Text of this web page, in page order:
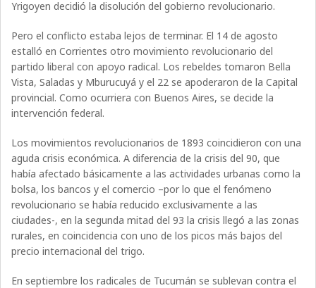
Yrigoyen decidió la disolución del gobierno revolucionario.
Pero el conflicto estaba lejos de terminar. El 14 de agosto
estalló en Corrientes otro movimiento revolucionario del
partido liberal con apoyo radical. Los rebeldes tomaron Bella
Vista, Saladas y Mburucuyá y el 22 se apoderaron de la Capital
provincial. Como ocurriera con Buenos Aires, se decide la
intervención federal.
Los movimientos revolucionarios de 1893 coincidieron con una
aguda crisis económica. A diferencia de la crisis del 90, que
había afectado básicamente a las actividades urbanas como la
bolsa, los bancos y el comercio –por lo que el fenómeno
revolucionario se había reducido exclusivamente a las
ciudades-, en la segunda mitad del 93 la crisis llegó a las zonas
rurales, en coincidencia con uno de los picos más bajos del
precio internacional del trigo.
En septiembre los radicales de Tucumán se sublevan contra el